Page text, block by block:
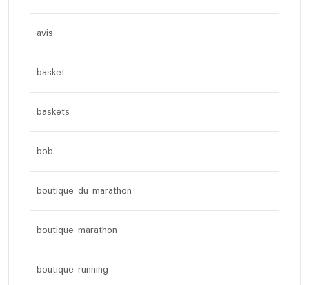
avis
basket
baskets
bob
boutique du marathon
boutique marathon
boutique running